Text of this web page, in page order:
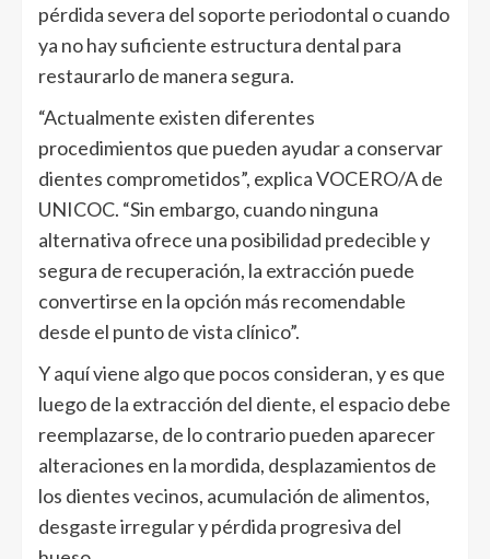
pérdida severa del soporte periodontal o cuando
ya no hay suficiente estructura dental para
restaurarlo de manera segura.
“Actualmente existen diferentes
procedimientos que pueden ayudar a conservar
dientes comprometidos”, explica VOCERO/A de
UNICOC. “Sin embargo, cuando ninguna
alternativa ofrece una posibilidad predecible y
segura de recuperación, la extracción puede
convertirse en la opción más recomendable
desde el punto de vista clínico”.
Y aquí viene algo que pocos consideran, y es que
luego de la extracción del diente, el espacio debe
reemplazarse, de lo contrario pueden aparecer
alteraciones en la mordida, desplazamientos de
los dientes vecinos, acumulación de alimentos,
desgaste irregular y pérdida progresiva del